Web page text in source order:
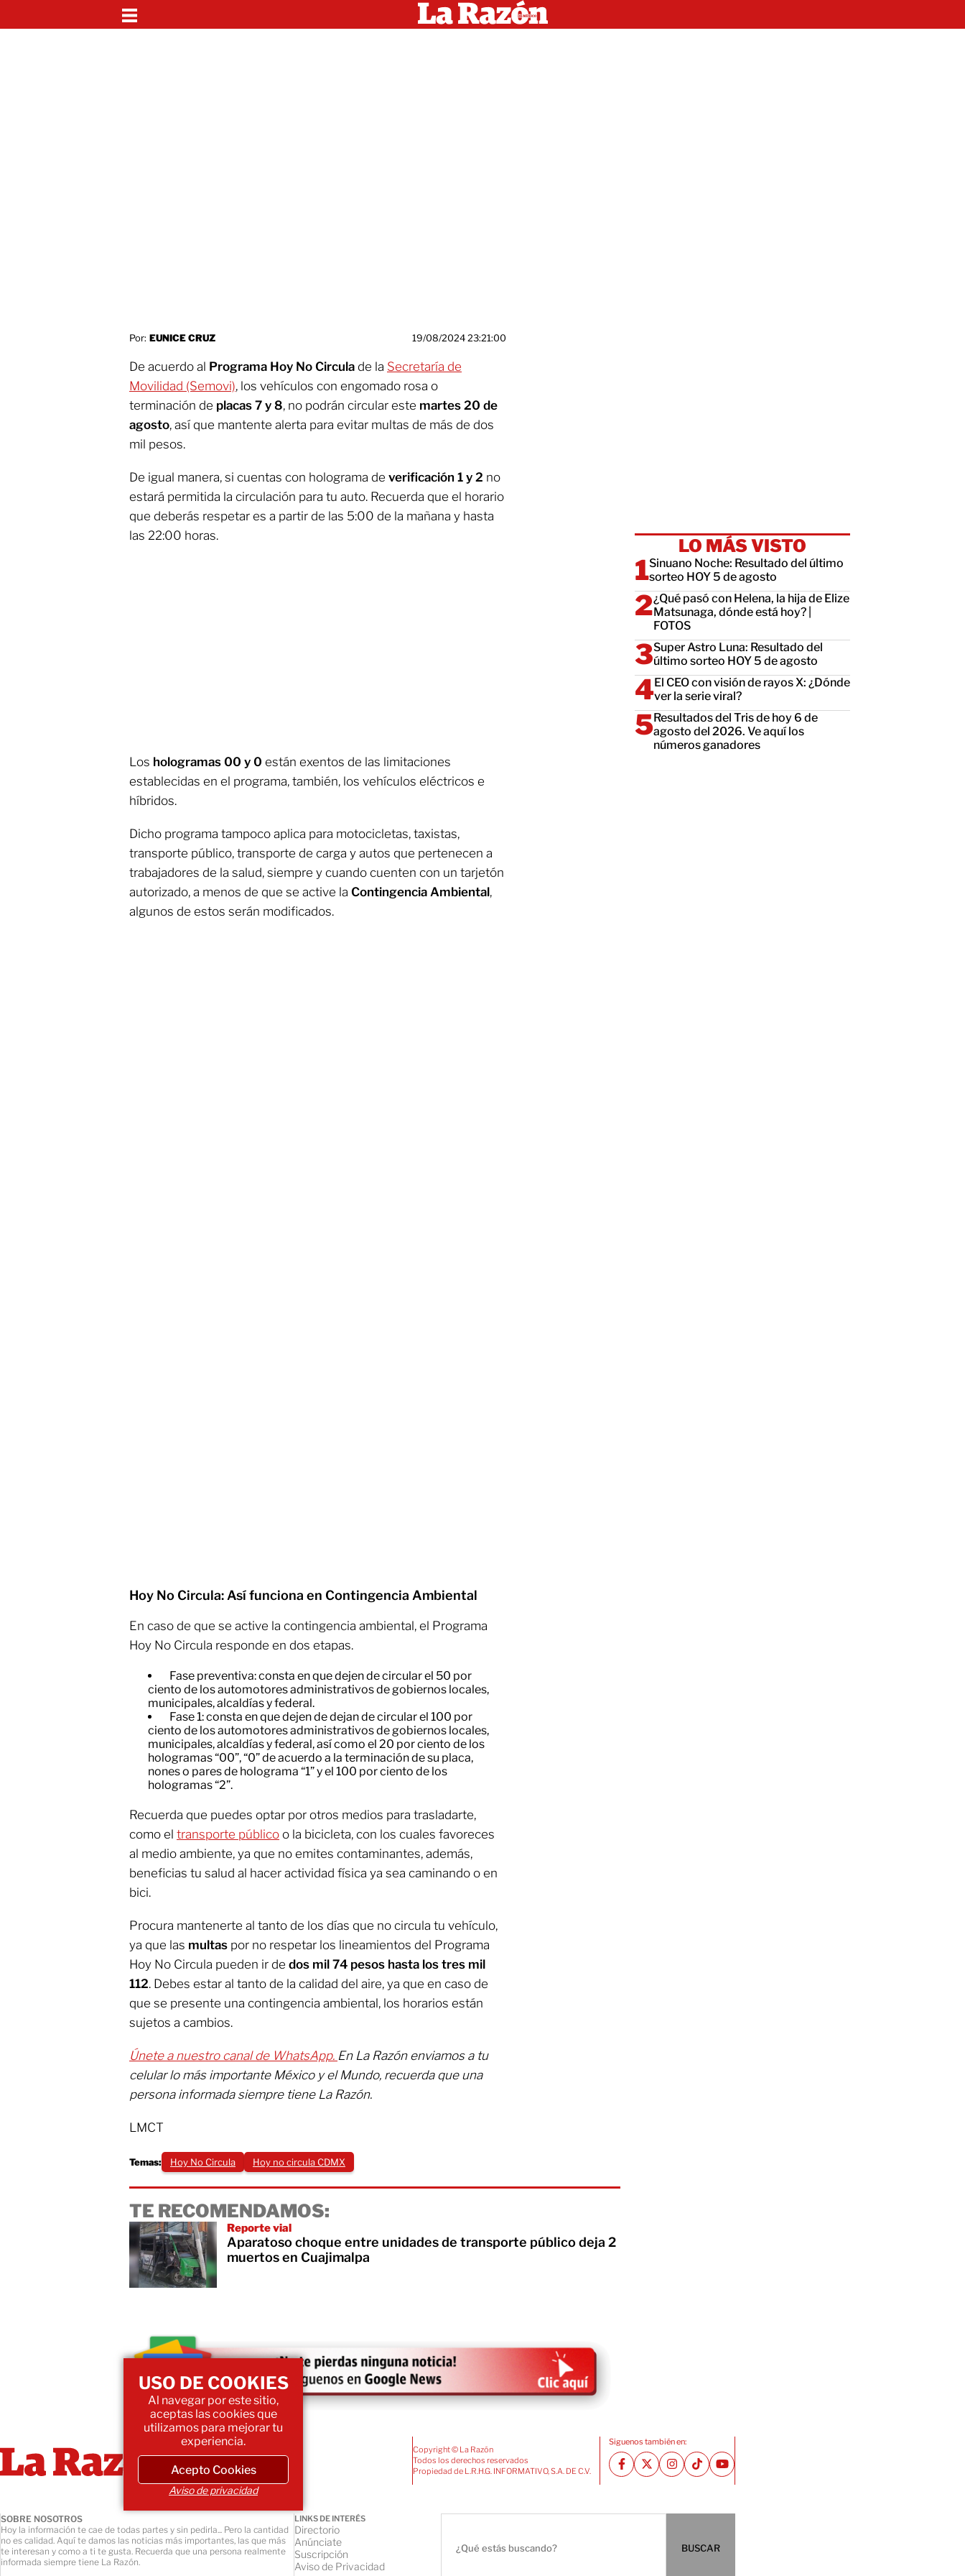
Por: EUNICE CRUZ 19/08/2024 23:21:00
De acuerdo al Programa Hoy No Circula de la Secretaría de
Movilidad (Semovi), los vehículos con engomado rosa o
terminación de placas 7 y 8, no podrán circular este martes 20 de
agosto, así que mantente alerta para evitar multas de más de dos
mil pesos.
De igual manera, si cuentas con holograma de verificación 1 y 2 no
estará permitida la circulación para tu auto. Recuerda que el horario
que deberás respetar es a partir de las 5:00 de la mañana y hasta
las 22:00 horas.
Los hologramas 00 y 0 están exentos de las limitaciones
establecidas en el programa, también, los vehículos eléctricos e
híbridos.
Dicho programa tampoco aplica para motocicletas, taxistas,
transporte público, transporte de carga y autos que pertenecen a
trabajadores de la salud, siempre y cuando cuenten con un tarjetón
autorizado, a menos de que se active la Contingencia Ambiental,
algunos de estos serán modificados.
Hoy No Circula: Así funciona en Contingencia Ambiental
En caso de que se active la contingencia ambiental, el Programa
Hoy No Circula responde en dos etapas.
Fase preventiva: consta en que dejen de circular el 50 por
ciento de los automotores administrativos de gobiernos locales,
municipales, alcaldías y federal.
​Fase 1: consta en que dejen de dejan de circular el 100 por
ciento de los automotores administrativos de gobiernos locales,
municipales, alcaldías y federal, así como el 20 por ciento de los
hologramas “00”, “0” de acuerdo a la terminación de su placa,
nones o pares de holograma “1” y el 100 por ciento de los
hologramas “2”.
Recuerda que puedes optar por otros medios para trasladarte,
como el transporte público o la bicicleta, con los cuales favoreces
al medio ambiente, ya que no emites contaminantes, además,
beneficias tu salud al hacer actividad física ya sea caminando o en
bici.
Procura mantenerte al tanto de los días que no circula tu vehículo,
ya que las multas por no respetar los lineamientos del Programa
Hoy No Circula pueden ir de dos mil 74 pesos hasta los tres mil
112. Debes estar al tanto de la calidad del aire, ya que en caso de
que se presente una contingencia ambiental, los horarios están
sujetos a cambios.
Únete a nuestro canal de WhatsApp. En La Razón enviamos a tu
celular lo más importante México y el Mundo, recuerda que una
persona informada siempre tiene La Razón.
LMCT
Temas: Hoy No Circula Hoy no circula CDMX
TE RECOMENDAMOS:
Reporte vial
Aparatoso choque entre unidades de transporte público deja 2
muertos en Cuajimalpa
LO MÁS VISTO
Sinuano Noche: Resultado del último
sorteo HOY 5 de agosto
¿Qué pasó con Helena, la hija de Elize
Matsunaga, dónde está hoy? |
FOTOS
Super Astro Luna: Resultado del
último sorteo HOY 5 de agosto
El CEO con visión de rayos X: ¿Dónde
ver la serie viral?
Resultados del Tris de hoy 6 de
agosto del 2026. Ve aquí los
números ganadores
Copyright © La Razón
Todos los derechos reservados
Propiedad de L.R.H.G. INFORMATIVO, S.A. DE C.V.
Siguenos también en:
SOBRE NOSOTROS
Hoy la información te cae de todas partes y sin pedirla... Pero la cantidad
no es calidad. Aquí te damos las noticias más importantes, las que más
te interesan y como a ti te gusta. Recuerda que una persona realmente
informada siempre tiene La Razón.
LINKS DE INTERÉS
Directorio
Anúnciate
Suscripción
Aviso de Privacidad
BUSCAR
USO DE COOKIES
Al navegar por este sitio,
aceptas las cookies que
utilizamos para mejorar tu
experiencia.
Acepto Cookies
Aviso de privacidad